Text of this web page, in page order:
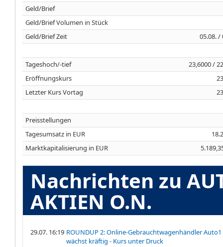
Geld/Brief
Geld/Brief Volumen in Stück
Geld/Brief Zeit
05.08. /
Tageshoch/-tief
23,6000 /
Eröffnungskurs
Letzter Kurs Vortag
Preisstellungen
Tagesumsatz in EUR
Marktkapitalisierung in EUR
Nachrichten zu
AKTIEN O.N.
29.07. 16:19 ROUNDUP 2: Online-Gebrauchtwagenhändler Auto1
wächst kräftig - Kurs unter Druck